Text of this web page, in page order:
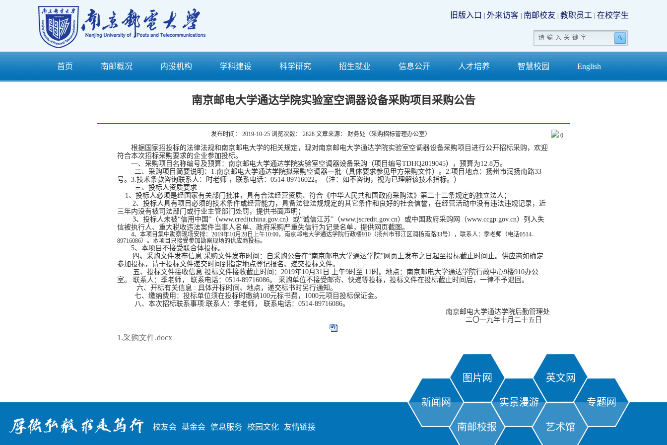
在校学生
教职员工
南邮校友
外来访客
旧版入口
首页 南邮概况 内设机构 学科建设 科学研究 招生就业 信息公开 人才培养 智慧校园 English
南京邮电大学通达学院实验室空调器设备采购项目采购公告
发布时间： 2019-10-25 浏览次数： 2828 文章来源： 财务处（采购招标管理办公室） 0
根据国家招投标的法律法规和南京邮电大学的相关规定，现对南京邮电大学通达学院实验室空调器设备采购项目进行公开招标采购，欢迎
符合本次招标采购要求的企业参加投标。
一、采购项目名称编号及预算：南京邮电大学通达学院实验室空调器设备采购（项目编号TDHQ2019045），预算为12.8万。
二、采购项目简要说明： 1.南京邮电大学通达学院拟采购空调器一批（具体要求参见甲方采购文件）。 2.项目地点：扬州市润扬南路33
号。 3.技术条款咨询联系人：时老师 ，联系电话： 0514-89716022。（注：如不咨询，视为已理解该技术指标。）
三、投标人资质要求
1、投标人必须是经国家有关部门批准，具有合法经营资质、符合《中华人民共和国政府采购法》第二十二条规定的独立法人；
2、投标人具有项目必须的技术条件或经营能力，具备法律法规规定的其它条件和良好的社会信誉，在经营活动中没有违法违规记录，近
三年内没有被司法部门或行业主管部门处罚，提供书面声明；
3、 投标人未被“信用中国”（www.creditchina.gov.cn）或“诚信江苏”（www.jscredit.gov.cn）或中国政府采购网（www.ccgp.gov.cn）列入失
信被执行人、重大税收违法案件当事人名单、政府采购严重失信行为记录名单，提供网页截图。
4、 本项目集中勘察现场安排： 2019年10月 28 日上午10:00，南京邮电大学通达学院行政楼910 （扬州市邗江区润扬南路33号），联系人：季老师（电话0514-
89716086）。本项目只接受参加勘察现场的供应商投标。
5、本项目不接受联合体投标。
四、 采购文件发布信息:采购文件发布时间：自采购公告在“南京邮电大学通达学院”网页上发布之日起至投标截止时间止。供应商如确定
参加投标，请于投标文件递交时间到指定地点登记报名、递交投标文件。
五、投标文件接收信息:投标文件接收截止时间： 2019年10月 31 日 上午9时至 11 时。地点：南京邮电大学通达学院行政中心9楼910办公
室。 联系人：季老师， 联系电话： 0514-89716086。 采购单位不接受邮寄、快递等投标，投标文件在投标截止时间后，一律不予退回。
六、开标有关信息 : 具体开标时间、地点，递交标书时另行通知。
七、缴纳费用：投标单位须在投标时缴纳100元标书费， 1000元项目投标保证金。
八、本次招标联系事项:联系人：季老师， 联系电话： 0514-89716086。
南京邮电大学通达学院后勤管理处
二〇一九年十月二十五日
1.采购文件.docx
校友会 基金会 信息服务 校园文化 友情链接 南邮校报
英文网
专题网
实景漫游
艺术馆
图片网
新闻网